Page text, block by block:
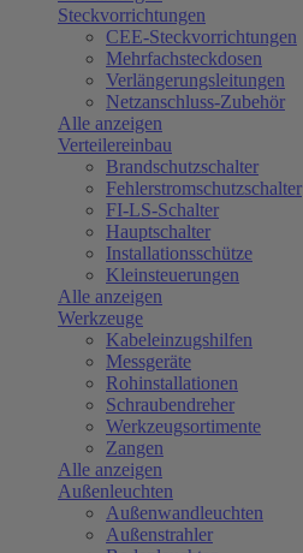
Steckvorrichtungen
CEE-Steckvorrichtungen
Mehrfachsteckdosen
Verlängerungsleitungen
Netzanschluss-Zubehör
Alle anzeigen
Verteilereinbau
Brandschutzschalter
Fehlerstromschutzschalter
FI-LS-Schalter
Hauptschalter
Installationsschütze
Kleinsteuerungen
Alle anzeigen
Werkzeuge
Kabeleinzugshilfen
Messgeräte
Rohinstallationen
Schraubendreher
Werkzeugsortimente
Zangen
Alle anzeigen
Außenleuchten
Außenwandleuchten
Außenstrahler